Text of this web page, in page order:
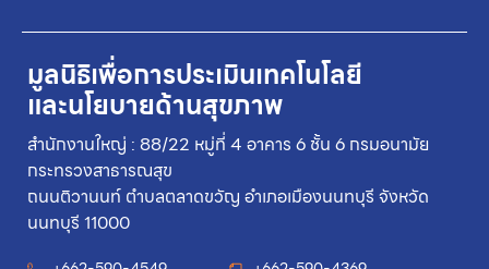
มูลนิธิเพื่อการประเมินเทคโนโลยี
และนโยบายด้านสุขภาพ
สำนักงานใหญ่ : 88/22 หมู่ที่ 4 อาคาร 6 ชั้น 6 กรมอนามัย
กระทรวงสาธารณสุข
ถนนติวานนท์ ตำบลตลาดขวัญ อำเภอเมืองนนทบุรี จังหวัด
นนทบุรี 11000